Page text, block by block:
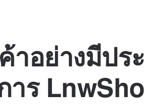
าอย่างมีปร
าร